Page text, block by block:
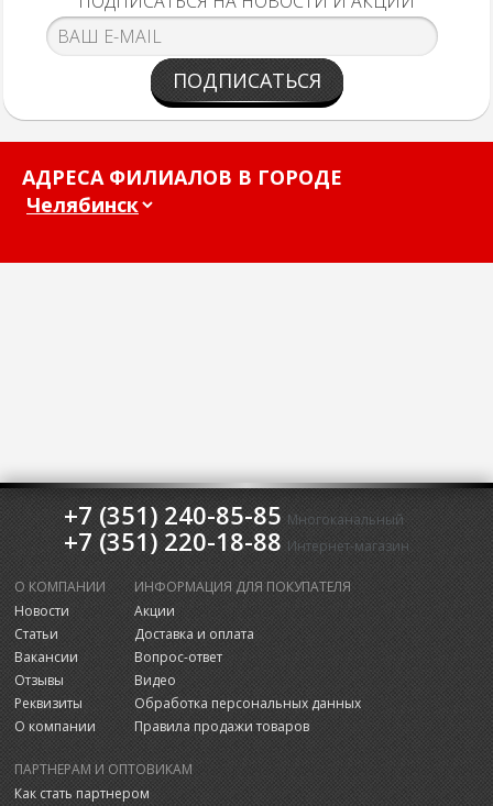
ПОДПИСАТЬСЯ
АДРЕСА ФИЛИАЛОВ В ГОРОДЕ
+7 (351) 240-85-85 Многоканальный
+7 (351) 220-18-88 Интернет-магазин
О КОМПАНИИ
Новости
Статьи
Вакансии
Отзывы
Реквизиты
О компании
ИНФОРМАЦИЯ ДЛЯ ПОКУПАТЕЛЯ
Акции
Доставка и оплата
Вопрос-ответ
Видео
Обработка персональных данных
Правила продажи товаров
ПАРТНЕРАМ И ОПТОВИКАМ
Как стать партнером